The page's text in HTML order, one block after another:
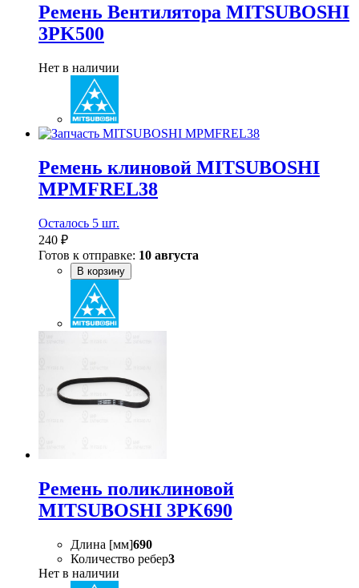
Ремень Вентилятора MITSUBOSHI
3PK500
Нет в наличии
Ремень клиновой MITSUBOSHI
MPMFREL38
Осталось 5 шт.
240 ₽
Готов к отправке: 10 августа
В корзину
Ремень поликлиновой
MITSUBOSHI 3PK690
Длина [мм]690
Количество ребер3
Нет в наличии